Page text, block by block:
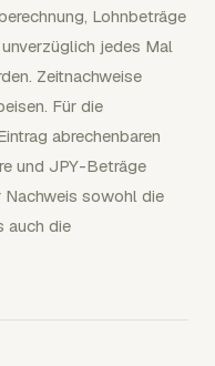
Lohnbeträge
jedes Mal
Zeitnachweise
Für die
abrechenbaren
und JPY-Beträge
sowohl die
auch die